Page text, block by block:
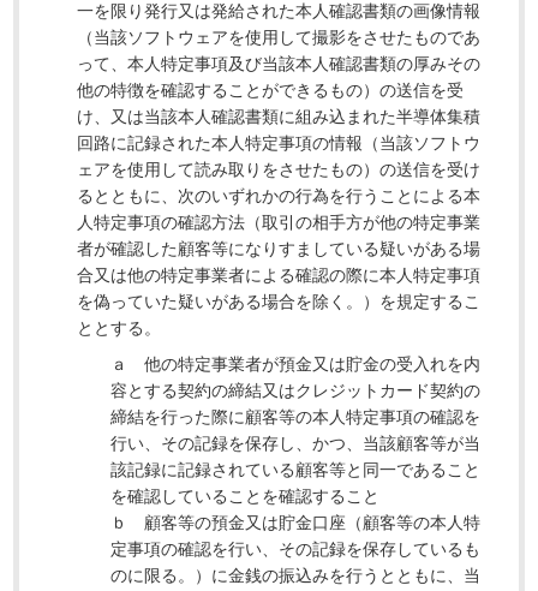
一を限り発行又は発給された本人確認書類の画像情報
（当該ソフトウェアを使用して撮影をさせたものであ
って、本人特定事項及び当該本人確認書類の厚みその
他の特徴を確認することができるもの）の送信を受
け、又は当該本人確認書類に組み込まれた半導体集積
回路に記録された本人特定事項の情報（当該ソフトウ
ェアを使用して読み取りをさせたもの）の送信を受け
るとともに、次のいずれかの行為を行うことによる本
人特定事項の確認方法（取引の相手方が他の特定事業
者が確認した顧客等になりすましている疑いがある場
合又は他の特定事業者による確認の際に本人特定事項
を偽っていた疑いがある場合を除く。）を規定するこ
ととする。
ａ 他の特定事業者が預金又は貯金の受入れを内
容とする契約の締結又はクレジットカード契約の
締結を行った際に顧客等の本人特定事項の確認を
行い、その記録を保存し、かつ、当該顧客等が当
該記録に記録されている顧客等と同一であること
を確認していることを確認すること
ｂ 顧客等の預金又は貯金口座（顧客等の本人特
定事項の確認を行い、その記録を保存しているも
のに限る。）に金銭の振込みを行うとともに、当